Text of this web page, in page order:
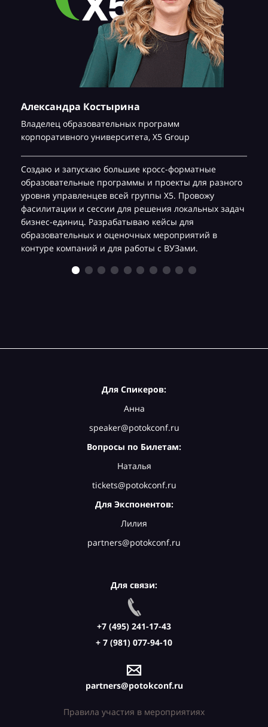
Александра Костырина
Владелец образовательных программ
корпоративного университета, Х5 Group
Создаю и запускаю большие кросс-форматные
образовательные программы и проекты для разного
уровня управленцев всей группы Х5. Провожу
фасилитации и сессии для решения локальных задач
бизнес-единиц. Разрабатываю кейсы для
образовательных и оценочных мероприятий в
контуре компаний и для работы с ВУЗами.
Для Спикеров:
Анна
speaker@potokconf.ru
Вопросы по Билетам:
Наталья
tickets@potokconf.ru
Для Экспонентов:
Лилия
partners@potokconf.ru
Для связи:
+7 (495) 241-17-43
+ 7 (981) 077-94-10
partners@potokconf.ru
Правила участия в мероприятиях